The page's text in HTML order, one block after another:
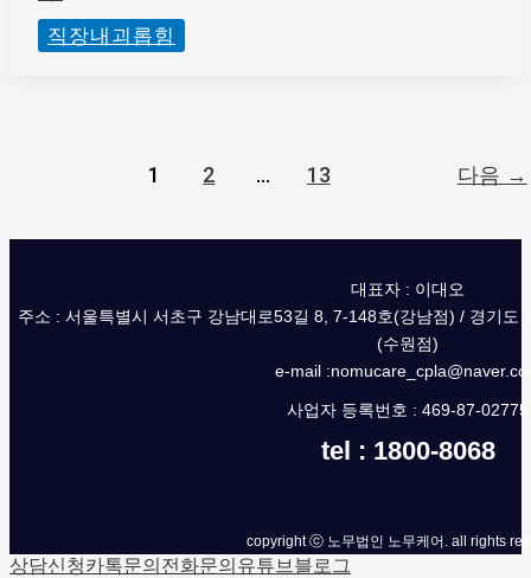
직장내괴롭힘
1 2 … 13 다음 →
대표자 : 이대오
주소 : 서울특별시 서초구 강남대로53길 8, 7-148호(강남점) / 경기도
(수원점)
e-mail
사업자 등록번호 : 469-87-02775
tel : 1800-8068
copyright ⓒ 노무법인 노무케어. all rights
상담신청카톡문의전화문의유튜브블로그